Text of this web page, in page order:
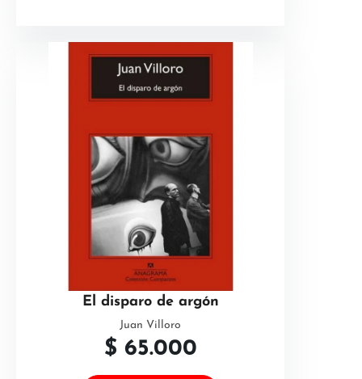
El disparo de argón
Juan Villoro
$ 65.000